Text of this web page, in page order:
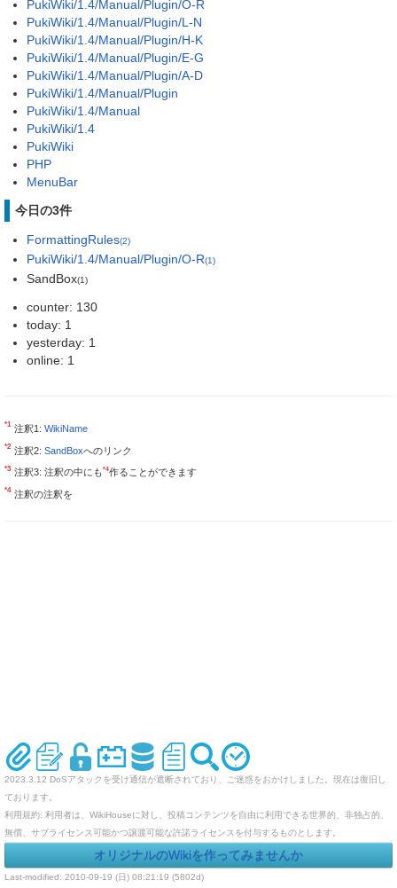
PukiWiki/1.4/Manual/Plugin/O-R
PukiWiki/1.4/Manual/Plugin/L-N
PukiWiki/1.4/Manual/Plugin/H-K
PukiWiki/1.4/Manual/Plugin/E-G
PukiWiki/1.4/Manual/Plugin/A-D
PukiWiki/1.4/Manual/Plugin
PukiWiki/1.4/Manual
PukiWiki/1.4
PukiWiki
PHP
MenuBar
今日の3件
FormattingRules(2)
PukiWiki/1.4/Manual/Plugin/O-R(1)
SandBox(1)
counter: 130
today: 1
yesterday: 1
online: 1
*1 注釈1: WikiName
*2 注釈2: SandBoxへのリンク
*3 注釈3: 注釈の中にも*4作ることができます
*4 注釈の注釈を
2023.3.12 DoSアタックを受け通信が遮断されており、ご迷惑をおかけしました。現在は復旧し
ております。
利用規約: 利用者は、WikiHouseに対し、投稿コンテンツを自由に利用できる世界的、非独占的、
無償、サブライセンス可能かつ譲渡可能な許諾ライセンスを付与するものとします。
オリジナルのWikiを作ってみませんか
Last-modified: 2010-09-19 (日) 08:21:19 (5802d)